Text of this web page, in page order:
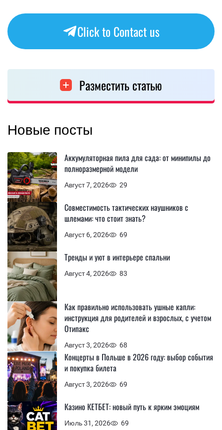
Click to Contact us
Разместить статью
Новые посты
Август 7, 2026 29
Аккумуляторная пила для сада: от минипилы до
полноразмерной модели
Август 6, 2026 69
Совместимость тактических наушников с
шлемами: что стоит знать?
Август 4, 2026 83
Тренды и уют в интерьере спальни
Август 3, 2026 68
Как правильно использовать ушные капли:
инструкция для родителей и взрослых, с учетом
Отипакс
Август 3, 2026 69
Концерты в Польше в 2026 году: выбор события
и покупка билета
Июль 31, 2026 69
Казино КЕТБЕТ: новый путь к ярким эмоциям